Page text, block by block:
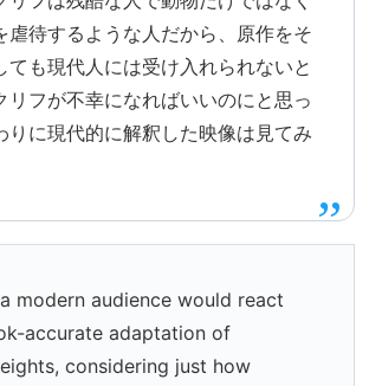
虐待するような人だから、原作をそ
ても現代人には受け入れられないと
リフが不幸になればいいのにと思っ
りに現代的に解釈した映像は見てみ
modern audience would react
accurate adaptation of
considering just how